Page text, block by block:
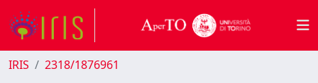
IRIS 2318/1876961